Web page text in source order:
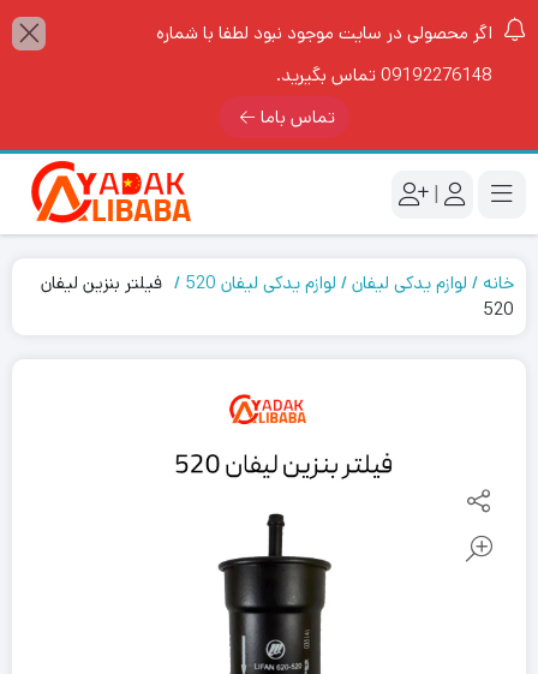
اگر محصولی در سایت موجود نبود لطفا با شماره
09192276148 تماس بگیرید.
تماس باما
|
خانه لوازم یدکی لیفان لوازم یدکی لیفان 520
فیلتر بنزین لیفان
520